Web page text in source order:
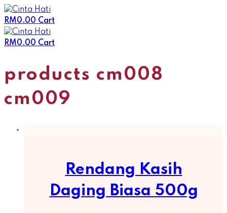
Skip
to
content
RM0.00 Cart
RM0.00 Cart
products cm008
cm009
Rendang Kasih
Daging Biasa 500g